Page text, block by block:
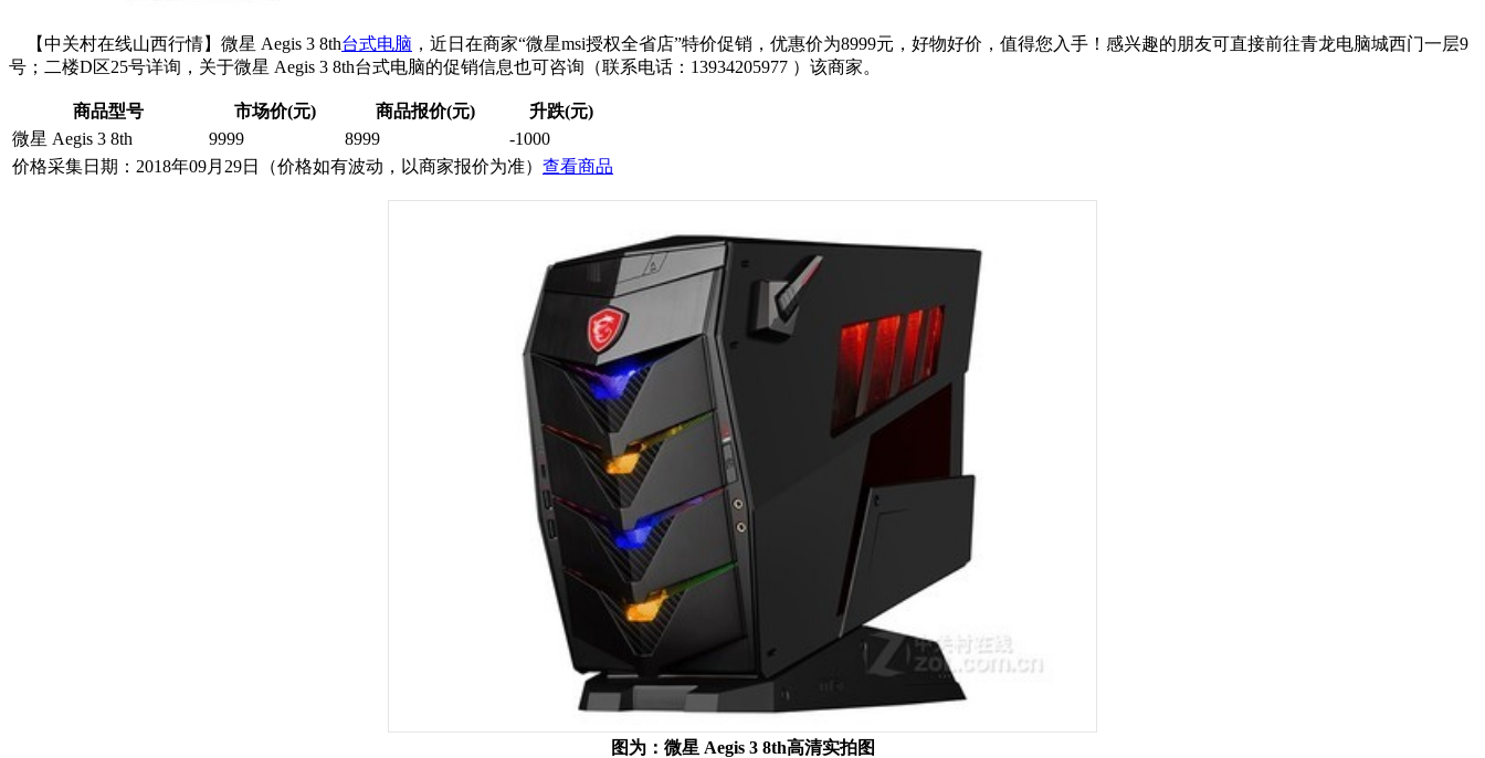
【中关村在线山西行情】微星 Aegis 3 8th台式电脑 ，近日在商家“微星msi授权全省店”特价促销，优惠价为8999元，好物好价，值得您入手！感兴趣的朋友可直接前往青龙电脑城西门一层9
号；二楼D区25号详询，关于微星 Aegis 3 8th台式电脑的促销信息也可咨询（联系电话：13934205977 ）该商家。
商品型号 市场价(元) 商品报价(元)
升跌(元)
微星 Aegis 3 8th
9999 8999
-1000
价格采集日期：2018年09月29日（价格如有波动，以商家报价为准） 查看商品
图为：微星 Aegis 3 8th高清实拍图